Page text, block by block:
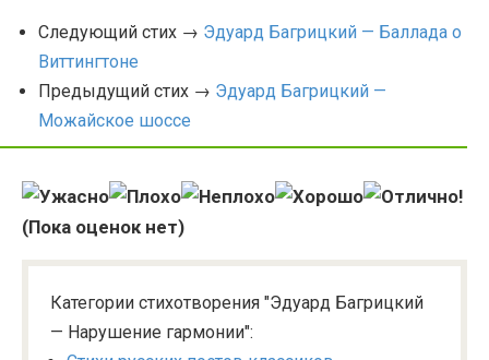
Следующий стих → Эдуард Багрицкий — Баллада о
Виттингтоне
Предыдущий стих → Эдуард Багрицкий —
Можайское шоссе
(Пока оценок нет)
Категории стихотворения "Эдуард Багрицкий
— Нарушение гармонии":